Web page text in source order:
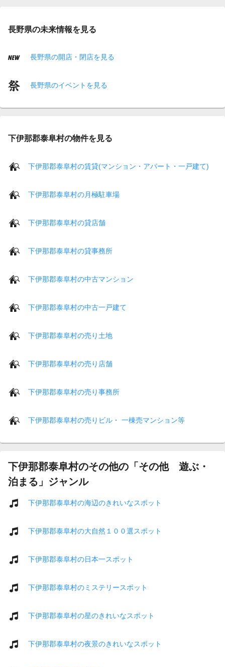
長野県の未来情報を見る
長野県の開店・閉店を見る
長野県のイベントを見る
下伊那郡泰阜村の物件を見る
下伊那郡泰阜村の賃貸(マンション・アパート・一戸建て)
下伊那郡泰阜村の月極駐車場
下伊那郡泰阜村の貸店舗
下伊那郡泰阜村の貸事務所
下伊那郡泰阜村の中古マンション
下伊那郡泰阜村の中古一戸建て
下伊那郡泰阜村の売り土地
下伊那郡泰阜村の売り店舗
下伊那郡泰阜村の売り事務所
下伊那郡泰阜村の売りビル・ 一棟売マンション等
下伊那郡泰阜村のその他の「その他 遊ぶ・
泊まる」ジャンル
下伊那郡泰阜村の海辺のきれいなスポット
下伊那郡泰阜村の大自然１００選スポット
下伊那郡泰阜村の日本一スポット
下伊那郡泰阜村のミステリースポット
下伊那郡泰阜村の星のきれいなスポット
下伊那郡泰阜村の夜景のきれいなスポット